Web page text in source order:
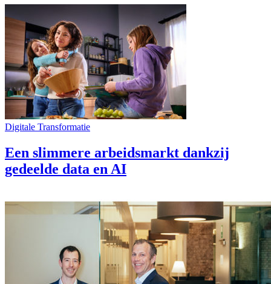
Digitale Transformatie
Een slimmere arbeidsmarkt dankzij
gedeelde data en AI